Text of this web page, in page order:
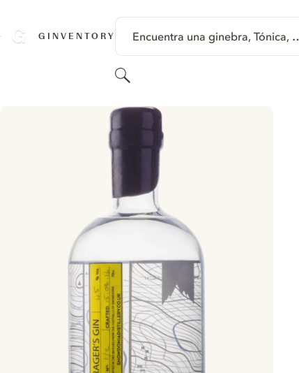
GINVENTORY Encuentra una ginebra, Tónica, …
Buscar